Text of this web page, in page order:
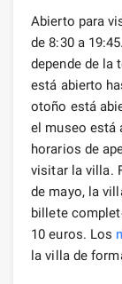
Abierto para
de 8:30 a
depende de la
está abierto
otoño está
el museo está
horarios de
visitar la villa.
de mayo, la
billete
10 euros. Los
la villa de